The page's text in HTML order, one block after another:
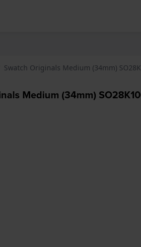
Swatch Originals Medium (34mm)
Medium (34mm)